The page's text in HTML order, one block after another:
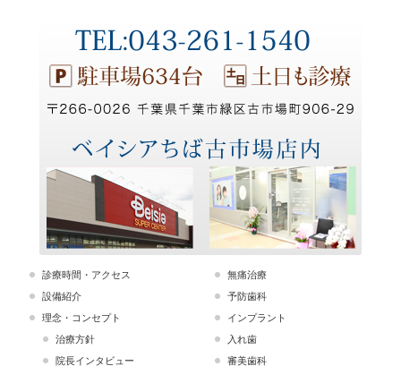
診療時間・アクセス
設備紹介
理念・コンセプト
治療方針
院長インタビュー
無痛治療
予防歯科
インプラント
入れ歯
審美歯科